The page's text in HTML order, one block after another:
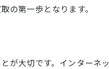
額買取のコツ
の第一歩となります。
が大切です。インターネ